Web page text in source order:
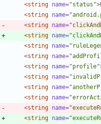
<string name="status">
<string name=
<string name=
<string name=
<string name=
<string name=
<string name="profile"
<string name=
<string name=
<string name=
<string name=
<string name=